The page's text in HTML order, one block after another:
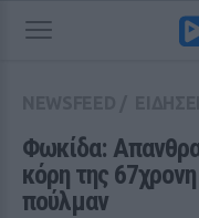
Φωκίδα:
κόρη της
πούλμαν